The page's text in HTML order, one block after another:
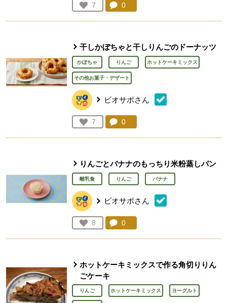
お気に入り登録：
7
人が登録
コメント：
0
干しかぼちゃと干しりんごのドーナッツ
かぼちゃ りんご ホットケーキミックス
その他お菓子・デザート
ビオサポさん
お気に入り登録：
7
人が登録
コメント：
0
りんごとバナナのもっちり米粉蒸しパン
離乳食 りんご バナナ
ビオサポさん
お気に入り登録：
8
人が登録
コメント：
0
ホットケーキミックスで作る角切りりん
ごケーキ
りんご ホットケーキミックス ヨーグルト